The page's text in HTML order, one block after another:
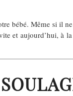
bébé. Même si il
et aujourd’hui, à